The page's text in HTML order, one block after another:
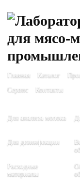
Главная Каталог
Сервис
Контакты
Для анализа молока
Для дезинфекции
Расходные
материалы